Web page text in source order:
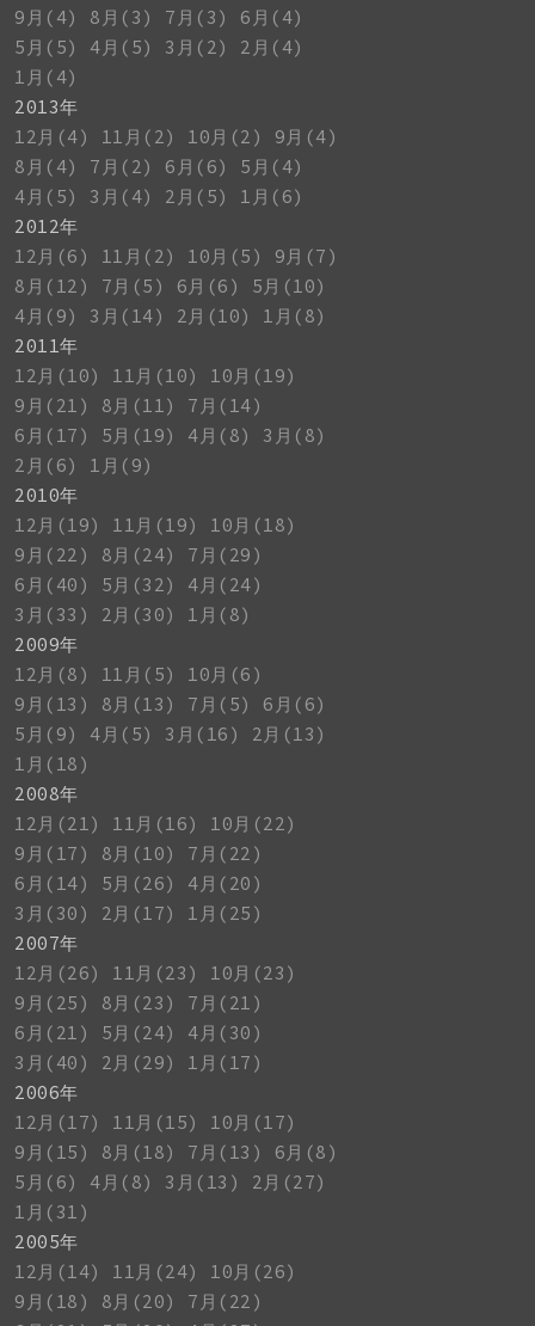
9月(4)
8月(3) 7月(3)
6月(4)
5月(5)
4月(5) 3月(2)
2月(4)
1月(4)
2013年
12月(4)
11月(2) 10月(2)
9月(4)
8月(4)
7月(2) 6月(6)
5月(4)
4月(5)
3月(4) 2月(5)
1月(6)
2012年
12月(6)
11月(2) 10月(5)
9月(7)
8月(12)
7月(5) 6月(6)
5月(10)
4月(9)
3月(14) 2月(10)
1月(8)
2011年
12月(10)
11月(10)
10月(19)
9月(21)
8月(11)
7月(14)
6月(17)
5月(19) 4月(8)
3月(8)
2月(6)
1月(9)
2010年
12月(19)
11月(19)
10月(18)
9月(22)
8月(24)
7月(29)
6月(40)
5月(32)
4月(24)
3月(33)
2月(30)
1月(8)
2009年
12月(8)
11月(5)
10月(6)
9月(13)
8月(13) 7月(5)
6月(6)
5月(9)
4月(5) 3月(16)
2月(13)
1月(18)
2008年
12月(21)
11月(16)
10月(22)
9月(17)
8月(10)
7月(22)
6月(14)
5月(26)
4月(20)
3月(30)
2月(17)
1月(25)
2007年
12月(26)
11月(23)
10月(23)
9月(25)
8月(23)
7月(21)
6月(21)
5月(24)
4月(30)
3月(40)
2月(29)
1月(17)
2006年
12月(17)
11月(15)
10月(17)
9月(15)
8月(18) 7月(13)
6月(8)
5月(6)
4月(8) 3月(13)
2月(27)
1月(31)
2005年
12月(14)
11月(24)
10月(26)
9月(18)
8月(20)
7月(22)